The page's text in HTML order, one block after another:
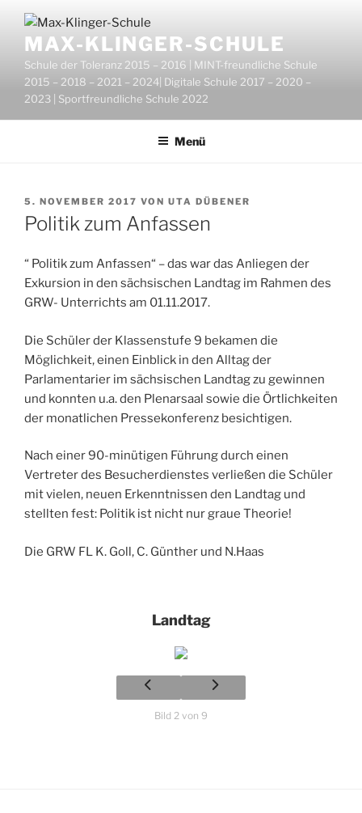
Inhalt
springenMAX-KLINGER-SCHULE
Schule der Toleranz 2015 – 2016 | MINT-freundliche Schule
2015 – 2018 – 2021 – 2024| Digitale Schule 2017 – 2020 –
2023 | Sportfreundliche Schule 2022
Menü
VERÖFFENTLICHT
AM
5. NOVEMBER 2017 VON UTA DÜBENER
Politik zum Anfassen
“ Politik zum Anfassen“ – das war das Anliegen der
Exkursion in den sächsischen Landtag im Rahmen des
GRW- Unterrichts am 01.11.2017.
Die Schüler der Klassenstufe 9 bekamen die
Möglichkeit, einen Einblick in den Alltag der
Parlamentarier im sächsischen Landtag zu gewinnen
und konnten u.a. den Plenarsaal sowie die Örtlichkeiten
der monatlichen Pressekonferenz besichtigen.
Nach einer 90-minütigen Führung durch einen
Vertreter des Besucherdienstes verließen die Schüler
mit vielen, neuen Erkenntnissen den Landtag und
stellten fest: Politik ist nicht nur graue Theorie!
Die GRW FL K. Goll, C. Günther und N.Haas
Landtag
Bild 2 von 9